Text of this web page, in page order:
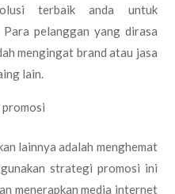
terbaik anda untuk
pelanggan yang dirasa
mengingat brand atau jasa
lain.
lainnya adalah menghemat
strategi promosi ini
menerapkan media internet